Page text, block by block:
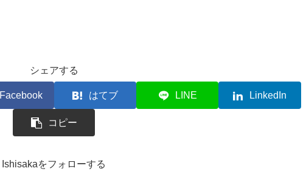
シェアする
Facebook はてブ LINE LinkedIn
コピー
Ishisakaをフォローする